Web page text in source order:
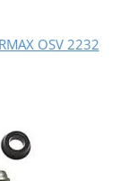
OSV 2232